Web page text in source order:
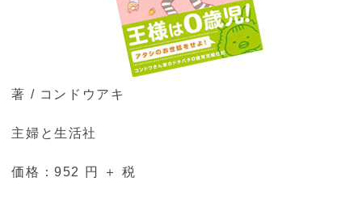
著 / コンドウアキ
主婦と生活社
価格：952 円 ＋ 税